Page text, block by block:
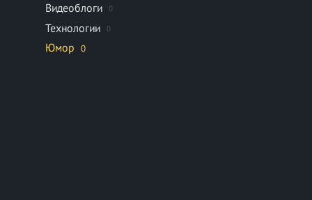
Видеоблоги 0
Технологии 0
Юмор 0